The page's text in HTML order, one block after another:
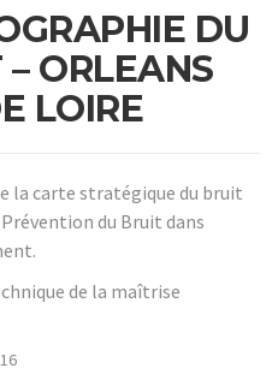
DU
– ORLEANS
LOIRE
la carte stratégique du bruit
du Bruit dans
de la maîtrise